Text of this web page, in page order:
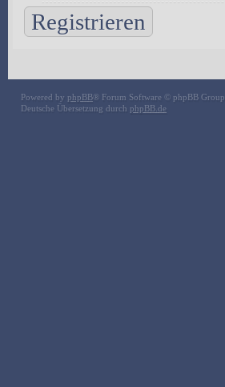
Registrieren
Powered by phpBB® Forum Software © phpBB Group
Deutsche Übersetzung durch phpBB.de